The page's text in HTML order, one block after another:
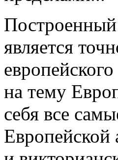
Построенный
является
на тему
себя все
Европейской